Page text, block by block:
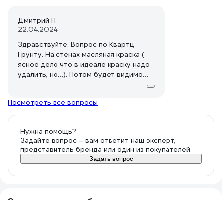
Дмитрий П.
22.04.2024
Здравствуйте. Вопрос по Квартц
Грунту. На стенах масляная краска (
ясное дело что в идеале краску надо
удалить, но…). Потом будет видимо
с краской, и если нет, то будьте
добры, порекомендуйте что-нибудь. И
то можно ли использовать
Бетонконтакт(какой-нибудь СТ19, или
что-нибудь подобное) Заранее
спасибо!
Посмотреть все вопросы
Нужна помощь?
Задайте вопрос – вам ответит наш эксперт,
представитель бренда или один из покупателей
Задать вопрос